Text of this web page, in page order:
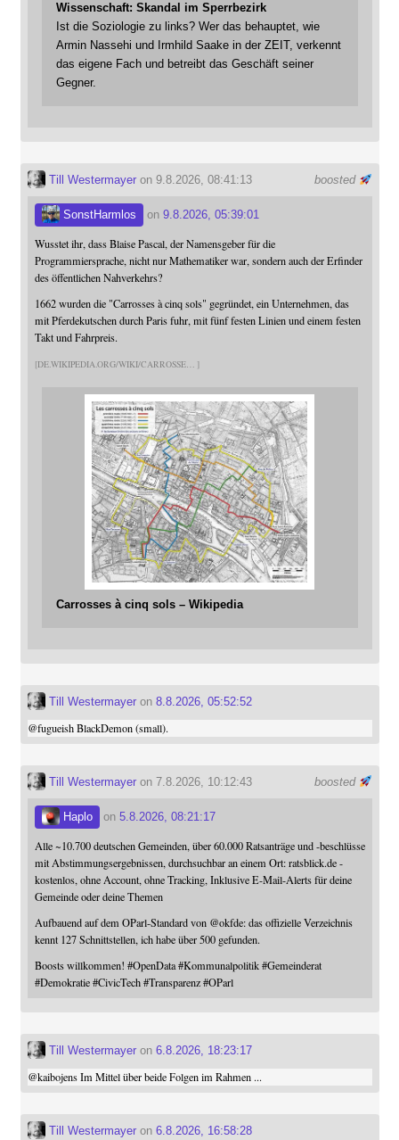
Wissenschaft: Skandal im Sperrbezirk
Ist die Soziologie zu links? Wer das behauptet, wie
Armin Nassehi und Irmhild Saake in der ZEIT, verkennt
das eigene Fach und betreibt das Geschäft seiner
Gegner.
boosted
Till Westermayeron 9.8.2026, 08:41:13
SonstHarmlos on 9.8.2026, 05:39:01
Wusstet ihr, dass Blaise Pascal, der Namensgeber für die
Programmiersprache, nicht nur Mathematiker war, sondern auch der Erfinder
des öffentlichen Nahverkehrs?
1662 wurden die "Carrosses à cinq sols" gegründet, ein Unternehmen, das
mit Pferdekutschen durch Paris fuhr, mit fünf festen Linien und einem festen
Takt und Fahrpreis.
DE.WIKIPEDIA.ORG/WIKI/CARROSSE
Carrosses à cinq sols – Wikipedia
Till Westermayeron 8.8.2026, 05:52:52
@fugueishBlackDemon (small).
boosted
Till Westermayeron 7.8.2026, 10:12:43
Haplo on 5.8.2026, 08:21:17
Alle ~10.700 deutschen Gemeinden, über 60.000 Ratsanträge und -beschlüsse
mit Abstimmungsergebnissen, durchsuchbar an einem Ort: ratsblick.de -
kostenlos, ohne Account, ohne Tracking, Inklusive E-Mail-Alerts für deine
Gemeinde oder deine Themen
Aufbauend auf dem OParl-Standard von @okfde: das offizielle Verzeichnis
kennt 127 Schnittstellen, ich habe über 500 gefunden.
Boosts willkommen! #OpenData #Kommunalpolitik #Gemeinderat
#Demokratie #CivicTech #Transparenz #OParl
Till Westermayeron 6.8.2026, 18:23:17
@kaibojensIm Mittel über beide Folgen im Rahmen ...
Till Westermayeron 6.8.2026, 16:58:28